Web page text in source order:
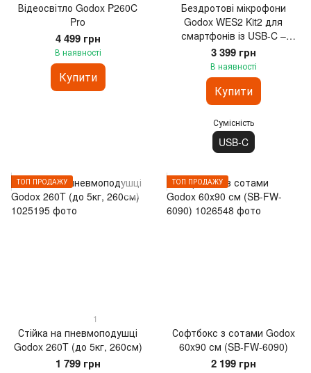
Відеосвітло Godox P260C
Pro
4 499 грн
В наявності
Купити
Бездротові мікрофони
Godox WES2 Kit2 для
смартфонів із USB-C –
ідеальний для блогерів та
відеозйомки
3 399 грн
В наявності
Купити
Сумісність
USB-C
ТОП ПРОДАЖУ
1
Стійка на пневмоподушці
Godox 260T (до 5кг, 260см)
1 799 грн
ТОП ПРОДАЖУ
Софтбокс з сотами Godox
60x90 см (SB-FW-6090)
2 199 грн